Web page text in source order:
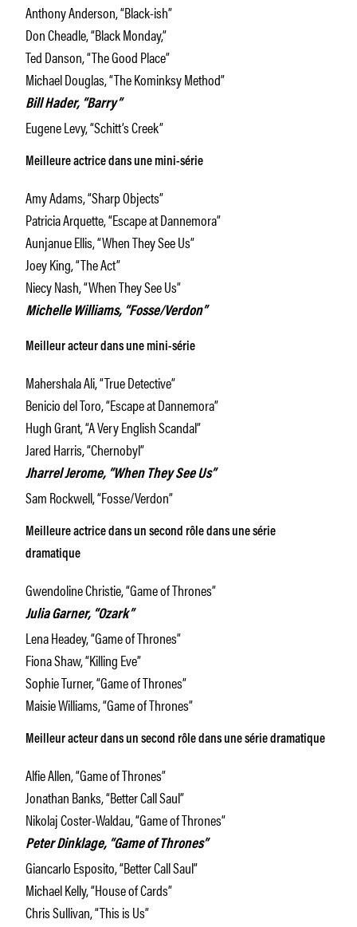
Anthony Anderson, “Black-ish”
Don Cheadle, “Black Monday,”
Ted Danson, “The Good Place”
Michael Douglas, “The Kominksy Method”
Bill Hader, “Barry”
Eugene Levy, “Schitt’s Creek”
Meilleure actrice dans une mini-série
Amy Adams, “Sharp Objects”
Patricia Arquette, “Escape at Dannemora”
Aunjanue Ellis, “When They See Us”
Joey King, “The Act”
Niecy Nash, “When They See Us”
Michelle Williams, “Fosse/Verdon”
Meilleur acteur dans une mini-série
Mahershala Ali, “True Detective”
Benicio del Toro, “Escape at Dannemora”
Hugh Grant, “A Very English Scandal”
Jared Harris, “Chernobyl”
Jharrel Jerome, “When They See Us”
Sam Rockwell, “Fosse/Verdon”
Meilleure actrice dans un second rôle dans une série
dramatique
Gwendoline Christie, “Game of Thrones”
Julia Garner, “Ozark”
Lena Headey, “Game of Thrones”
Fiona Shaw, “Killing Eve”
Sophie Turner, “Game of Thrones”
Maisie Williams, “Game of Thrones”
Meilleur acteur dans un second rôle dans une série dramatique
Alfie Allen, “Game of Thrones”
Jonathan Banks, “Better Call Saul”
Nikolaj Coster-Waldau, “Game of Thrones”
Peter Dinklage, “Game of Thrones”
Giancarlo Esposito, “Better Call Saul”
Michael Kelly, “House of Cards”
Chris Sullivan, “This is Us”